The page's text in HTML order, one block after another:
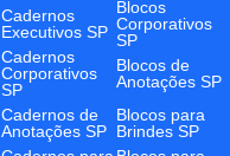
Cadernos
Executivos SP
Blocos
Corporativos
SP
Cadernos
Corporativos
SP
Blocos de
Anotações SP
Cadernos de
Anotações SP
Blocos para
Brindes SP